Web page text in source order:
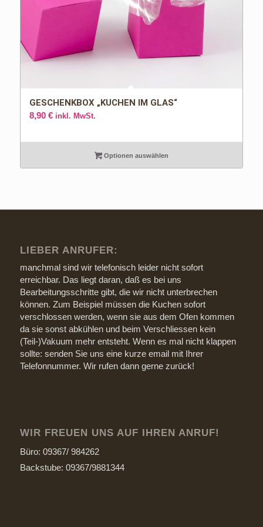
GESCHENKBOX „KUCHEN IM GLAS“
8,90 € inkl. MwSt.
Optionen auswählen
LIEBER ANRUFER:
manchmal sind wir telefonisch leider nicht sofort
erreichbar. Das liegt daran, daß es bei uns
Bearbeitungsschritte gibt, die wir nicht unterbrechen
können. Zum Beispiel müssen die Kuchen sofort
verschlossen werden, wenn sie aus dem Ofen kommen
da sie sonst abkühlen und beim Verschliessen kein
(Teil-)Vakuum mehr entsteht. Wenn es mal nicht klappen
sollte: senden Sie uns eine kurze email mit Ihrer
Telefonnummer. Wir rufen dann gerne zurück!
WIR FREUEN UNS AUF IHREN ANRUF!
Büro: 09367/ 984262
Backstube: 09367/9881344